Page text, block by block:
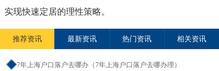
实现快速定居的理性策略。
推荐资讯 最新资讯 热门资讯 相关资讯
7年上海户口落户去哪办（7年上海户口落户去哪办理）